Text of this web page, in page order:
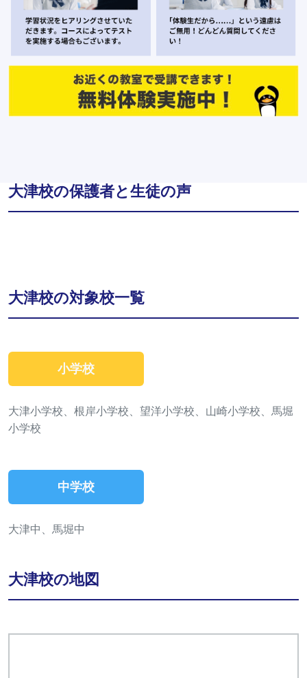
大津校の保護者と生徒の声
大津校の対象校一覧
小学校
大津小学校、根岸小学校、望洋小学校、山崎小学校、馬堀
小学校
中学校
大津中、馬堀中
大津校の地図